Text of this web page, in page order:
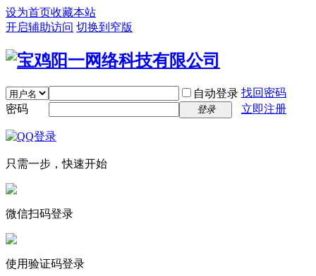
设为首页收藏本站
开启辅助访问 切换到窄版
自动登录 找回密码
密码
登录 立即注册
只需一步，快速开始
微信扫码登录
使用验证码登录